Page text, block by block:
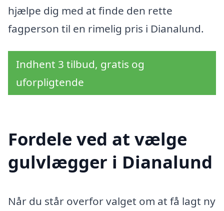
hjælpe dig med at finde den rette
fagperson til en rimelig pris i Dianalund.
Indhent 3 tilbud, gratis og
uforpligtende
Fordele ved at vælge
gulvlægger i Dianalund
Når du står overfor valget om at få lagt ny